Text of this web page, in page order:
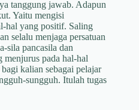
tanggung jawab. Adapun
Yaitu mengisi
hal yang positif. Saling
selalu menjaga persatuan
sila pancasila dan
menjurus pada hal-hal
kalian sebagai pelajar
sungguh. Itulah tugas